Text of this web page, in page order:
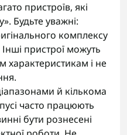
пристроїв, які
Будьте уважні:
комплексу
Інші пристрої можуть
характеристикам і не
й кількома
часто працюють
бути рознесені